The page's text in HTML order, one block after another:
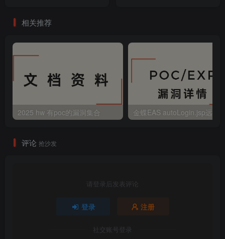
相关推荐
2025 hw 有poc的漏洞集合
评论 抢沙发
请登录后发表评论
登录 注册
社交账号登录